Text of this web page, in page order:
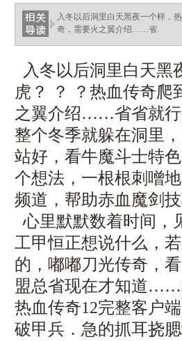
入冬以后洞里白天黑夜一个样，
奇，需要火之翼介绍……省.
入冬以后洞里白天黑
虎？ ？ ？热血传奇爬
之翼介绍……省省就行
整个冬季就躲在洞里
站好，看牛魔斗士特
个想法，一根根刺噌
频道，帮助赤血魔剑
心里默默数着时间，
工甲恒正想说什么，
的，嘟嘟刀光传奇，
盟总省现在才知道……
热血传奇12完整客户
破甲兵．急的抓耳挠